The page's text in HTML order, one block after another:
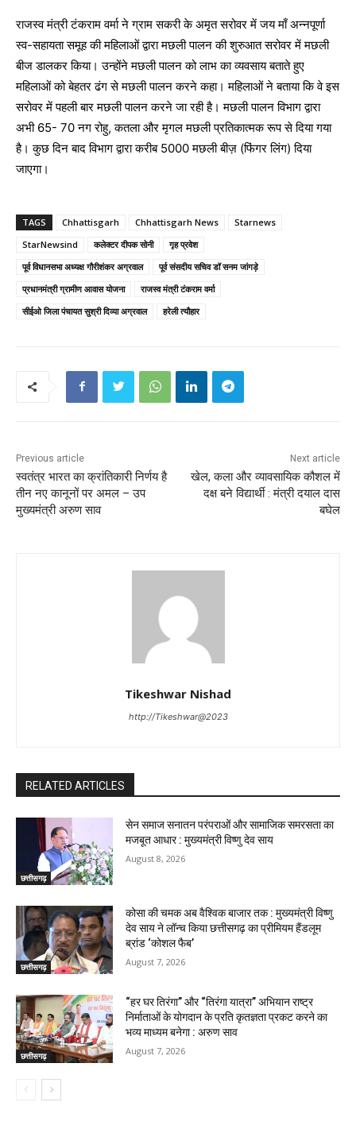
राजस्व मंत्री टंकराम वर्मा ने ग्राम सकरी के अमृत सरोवर में जय माँ अन्नपूर्णा
स्व-सहायता समूह की महिलाओं द्वारा मछली पालन की शुरुआत सरोवर में मछली
बीज डालकर किया। उन्होंने मछली पालन को लाभ का व्यवसाय बताते हुए
महिलाओं को बेहतर ढंग से मछली पालन करने कहा। महिलाओं ने बताया कि वे इस
सरोवर में पहली बार मछली पालन करने जा रही है। मछली पालन विभाग द्वारा
अभी 65- 70 नग रोहु, कतला और मृगल मछली प्रतिकात्मक रूप से दिया गया
है। कुछ दिन बाद विभाग द्वारा करीब 5000 मछली बीज़ (फिंगर लिंग) दिया
जाएगा।
TAGS Chhattisgarh Chhattisgarh News
Starnews
StarNewsind
कलेक्टर दीपक सोनी
गृह प्रवेश
पूर्व विधानसभा अध्यक्ष गौरीशंकर अग्रवाल
पूर्व संसदीय सचिव डॉ सनम जांगड़े
प्रधानमंत्री ग्रामीण आवास योजना
राजस्व मंत्री टंकराम वर्मा
सीईओ जिला पंचायत सुश्री दिव्या अग्रवाल
हरेली त्यौहार
Previous article
स्वतंत्र भारत का क्रांतिकारी निर्णय है
तीन नए कानूनों पर अमल – उप
मुख्यमंत्री अरुण साव
Next article
खेल, कला और व्यावसायिक कौशल में
दक्ष बने विद्यार्थी : मंत्री दयाल दास
बघेल
Tikeshwar Nishad
http://Tikeshwar@2023
RELATED ARTICLES
छत्तीसगढ़
सेन समाज सनातन परंपराओं और सामाजिक समरसता का
मजबूत आधार : मुख्यमंत्री विष्णु देव साय
August 8, 2026
छत्तीसगढ़
कोसा की चमक अब वैश्विक बाजार तक : मुख्यमंत्री विष्णु
देव साय ने लॉन्च किया छत्तीसगढ़ का प्रीमियम हैंडलूम
ब्रांड ‘कोशल फैब’
August 7, 2026
छत्तीसगढ़
“हर घर तिरंगा” और “तिरंगा यात्रा” अभियान राष्ट्र
निर्माताओं के योगदान के प्रति कृतज्ञता प्रकट करने का
भव्य माध्यम बनेगा : अरुण साव
August 7, 2026